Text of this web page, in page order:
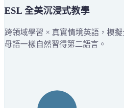
ESL 全美沉浸式教學
跨領域學習 × 真實情境英語，模
母語一樣自然習得第二語言。